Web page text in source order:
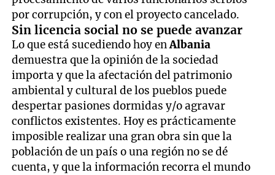
por corrupción, y con el proyecto cancelado.
Sin licencia social no se puede avanzar
Lo que está sucediendo hoy enAlbania
demuestra que la opinión de la sociedad
importa y que la afectación del patrimonio
ambiental y cultural de los pueblos puede
despertar pasiones dormidas y/o agravar
conflictos existentes. Hoy es prácticamente
imposible realizar una gran obra sin que la
población de un país o una región no se dé
cuenta, y que la información recorra el mundo